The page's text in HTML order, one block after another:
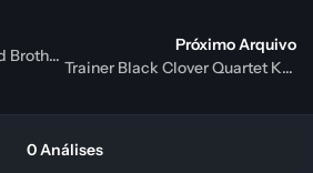
Trainer Assassin's Creed Brotherhood v1.3 +14 {HoG}
Próximo Arquivo
Trainer Black Clover Quartet Knights v1.01 Plus +7 {FutureX}
0 Análises